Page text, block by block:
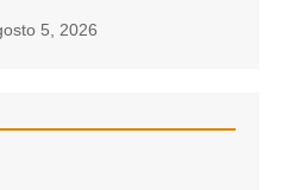
5, 2026